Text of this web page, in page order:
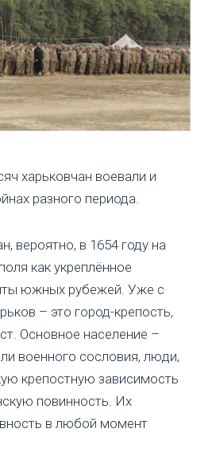
харьковчан воевали и
разного периода.
вероятно, в 1654 году на
как укреплённое
южных рубежей. Уже с
– это город-крепость,
Основное население –
военного сословия, люди,
крепостную зависимость
повинность. Их
в любой момент